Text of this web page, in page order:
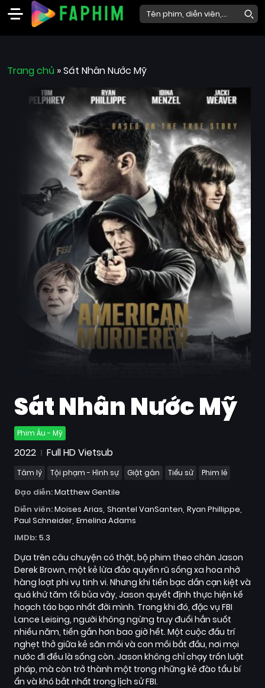
Phim
Phim
Chiếu
Rạp
loại
Quốc
Trang chủ »Sát Nhân Nước Mỹ
Sát Nhân Nước Mỹ
Phim Âu - Mỹ
2022 Full HD Vietsub
Tâm lý Tội phạm - Hình sự Giật gân Tiểu sử Phim lẻ
Đạo diễn:Matthew Gentile
Diễn viên:Moises Arias Shantel VanSanten Ryan Phillippe
Paul Schneider Emelina Adams
IMDb: 5.3
Dựa trên câu chuyện có thật, bộ phim theo chân Jason
Derek Brown, một kẻ lừa đảo quyến rũ sống xa hoa nhờ
hàng loạt phi vụ tinh vi. Nhưng khi tiền bạc dần cạn kiệt và
quá khứ tăm tối bủa vây, Jason quyết định thực hiện kế
hoạch táo bạo nhất đời mình. Trong khi đó, đặc vụ FBI
Lance Leising, người không ngừng truy đuổi hắn suốt
nhiều năm, tiến gần hơn bao giờ hết. Một cuộc đấu trí
nghẹt thở giữa kẻ săn mồi và con mồi bắt đầu, nơi mọi
nước đi đều là sống còn. Jason không chỉ chạy trốn luật
pháp, mà còn trở thành một trong những kẻ đào tẩu bí
ẩn và khó bắt nhất trong lịch sử FBI.